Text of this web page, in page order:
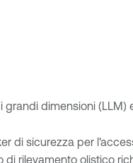
dimensioni
di sicurezza per
di rilevamento olistico